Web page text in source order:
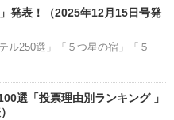
発表！（2025年12月15日号発
ル250選」「５つ星の宿」「５
選「投票理由別ランキング 」